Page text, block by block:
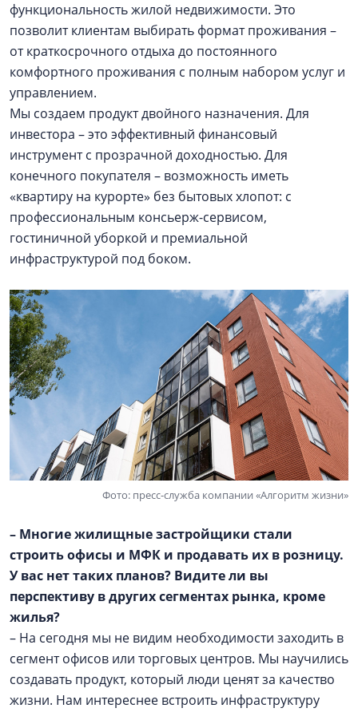
функциональность жилой недвижимости. Это
позволит клиентам выбирать формат проживания –
от краткосрочного отдыха до постоянного
комфортного проживания с полным набором услуг и
управлением.
Мы создаем продукт двойного назначения. Для
инвестора – это эффективный финансовый
инструмент с прозрачной доходностью. Для
конечного покупателя – возможность иметь
«квартиру на курорте» без бытовых хлопот: с
профессиональным консьерж-сервисом,
гостиничной уборкой и премиальной
инфраструктурой под боком.
Фото: пресс-служба компании «Алгоритм жизни»
– Многие жилищные застройщики стали
строить офисы и МФК и продавать их в розницу.
У вас нет таких планов? Видите ли вы
перспективу в других сегментах рынка, кроме
жилья?
– На сегодня мы не видим необходимости заходить в
сегмент офисов или торговых центров. Мы научились
создавать продукт, который люди ценят за качество
жизни. Нам интереснее встроить инфраструктуру